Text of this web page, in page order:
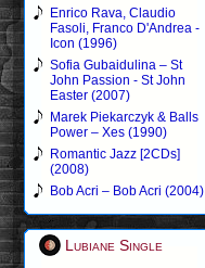
Enrico Rava, Claudio
Fasoli, Franco D'Andrea -
Icon (1996)
Sofia Gubaidulina – St
John Passion - St John
Easter (2007)
Marek Piekarczyk & Balls
Power – Xes (1990)
Romantic Jazz [2CDs]
(2008)
Bob Acri – Bob Acri (2004)
Lubiane Single